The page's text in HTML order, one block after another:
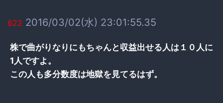
622 2016/03/02(水) 23:01:55.35
株で曲がりなりにもちゃんと収益出せる人は１０人に
1人ですよ。
この人も多分数度は地獄を見てるはず。